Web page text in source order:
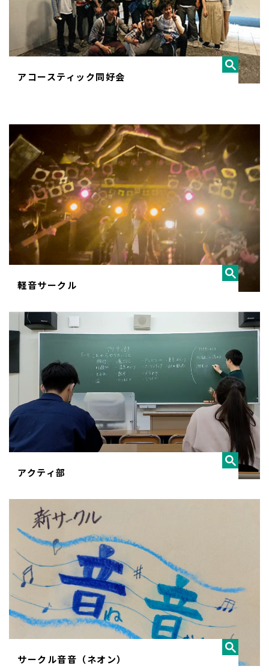
アコースティック同好会
軽音サークル
アクティ部
サークル音音（ネオン）